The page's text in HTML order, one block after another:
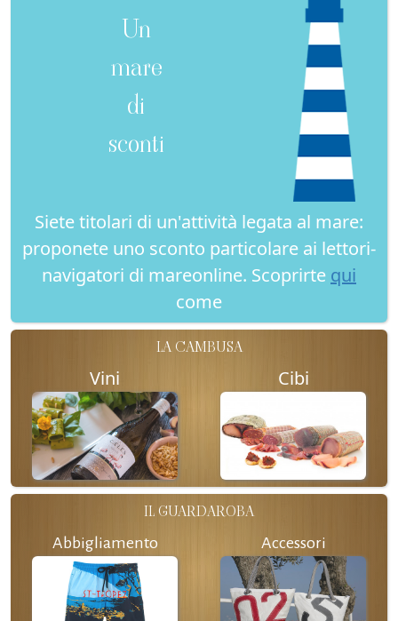
Un
mare
di
sconti
Siete titolari di un'attività legata al mare:
proponete uno sconto particolare ai lettori-
navigatori di mareonline. Scoprirte qui
come
LA CAMBUSA
Vini Cibi
IL GUARDAROBA
Abbigliamento Accessori